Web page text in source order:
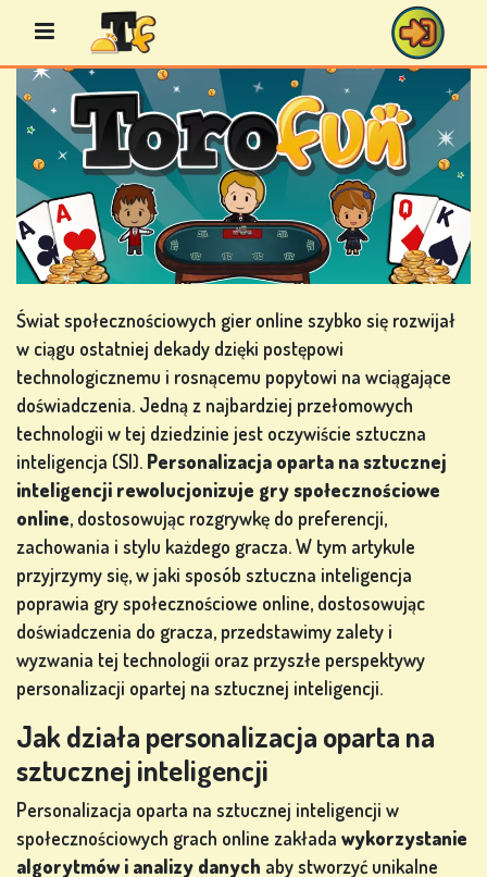
GRY
BINGO
GRY
KASYNOWE
GRY
KARCIANE
GRY
LOTERYJNE
GRY
INNE
GRY
Przejdź
do
treści
Świat społecznościowych gier online szybko się rozwijał
w ciągu ostatniej dekady dzięki postępowi
technologicznemu i rosnącemu popytowi na wciągające
doświadczenia. Jedną z najbardziej przełomowych
technologii w tej dziedzinie jest oczywiście sztuczna
inteligencja (SI). Personalizacja oparta na sztucznej
inteligencji rewolucjonizuje gry społecznościowe
online, dostosowując rozgrywkę do preferencji,
zachowania i stylu każdego gracza. W tym artykule
przyjrzymy się, w jaki sposób sztuczna inteligencja
poprawia gry społecznościowe online, dostosowując
doświadczenia do gracza, przedstawimy zalety i
wyzwania tej technologii oraz przyszłe perspektywy
personalizacji opartej na sztucznej inteligencji.
Jak działa personalizacja oparta na
sztucznej inteligencji
Personalizacja oparta na sztucznej inteligencji w
społecznościowych grach online zakłada wykorzystanie
algorytmów i analizy danych aby stworzyć unikalne